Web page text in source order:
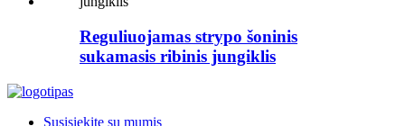
Reguliuojamas strypo šoninis
sukamasis ribinis jungiklis
Susisiekite su mumis